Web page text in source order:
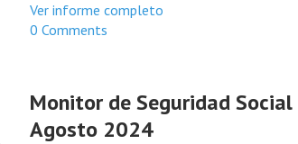
Ver informe completo
0 Comments
Monitor de Seguridad Social
Agosto 2024